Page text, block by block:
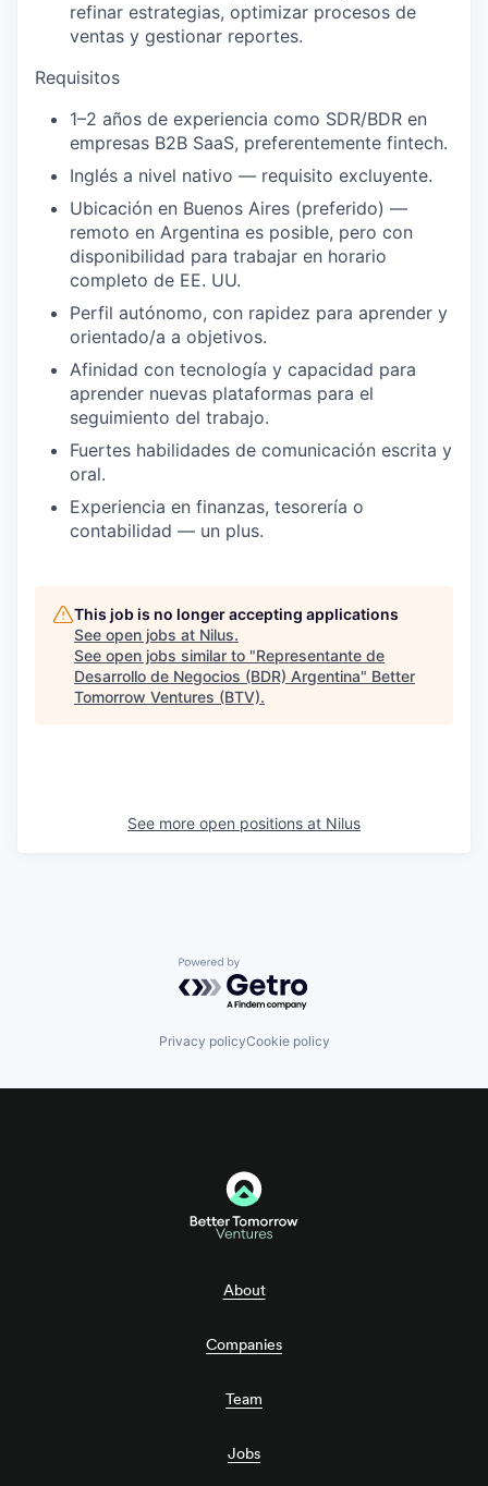
refinar estrategias, optimizar procesos de
ventas y gestionar reportes.
Requisitos
1–2 años de experiencia como SDR/BDR en
empresas B2B SaaS, preferentemente fintech.
Inglés a nivel nativo — requisito excluyente.
Ubicación en Buenos Aires (preferido) —
remoto en Argentina es posible, pero con
disponibilidad para trabajar en horario
completo de EE. UU.
Perfil autónomo, con rapidez para aprender y
orientado/a a objetivos.
Afinidad con tecnología y capacidad para
aprender nuevas plataformas para el
seguimiento del trabajo.
Fuertes habilidades de comunicación escrita y
oral.
Experiencia en finanzas, tesorería o
contabilidad — un plus.
This job is no longer accepting applications
See open jobs at Nilus.
See open jobs similar to "Representante de
Desarrollo de Negocios (BDR) Argentina" Better
Tomorrow Ventures (BTV).
See more open positions at Nilus
Powered by Getro.com
Privacy policyCookie policy
About
Companies
Team
Jobs